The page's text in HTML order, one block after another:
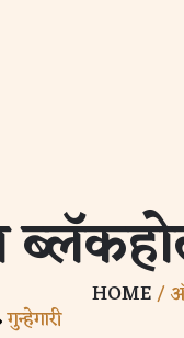
HOME/
गुन्हेगारी